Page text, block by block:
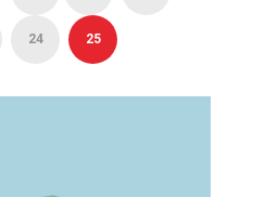
24 25